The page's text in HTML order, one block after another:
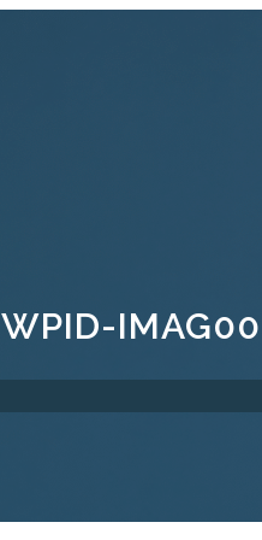
WPID-